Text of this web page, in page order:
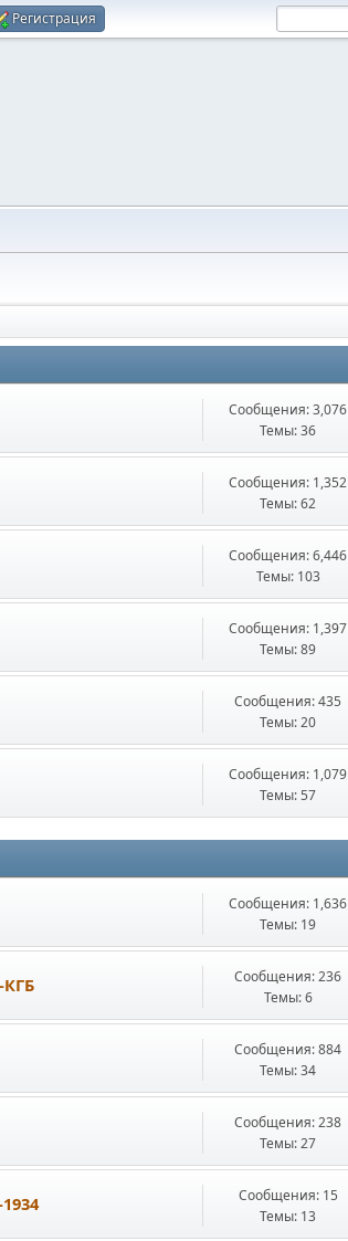
Регистрация
Сообщения: 3,076
Темы: 36
Сообщения: 1,352
Темы: 62
Сообщения: 6,446
Темы: 103
Сообщения: 1,397
Темы: 89
Сообщения: 435
Темы: 20
Сообщения: 1,079
Темы: 57
Сообщения: 1,636
Темы: 19
Сообщения: 236
Темы: 6
Сообщения: 884
Темы: 34
Сообщения: 238
Темы: 27
Сообщения: 15
Темы: 13